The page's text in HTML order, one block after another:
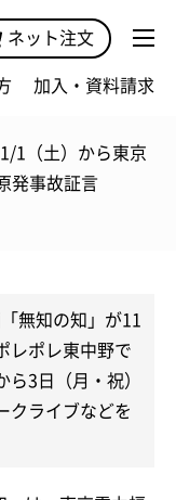
ネット注文
加入・資料請求
1（土）から東京
発事故証言
無知の知」が11
レポレ東中野で
ら3日（月・祝）
クライブなどを